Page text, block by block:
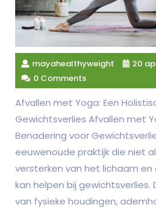
mayahealthyweight
20
0 Comments
Afvallen met Yoga: Een
Gewichtsverlies Afvallen met
Benadering voor
eeuwenoude praktijk die niet
versterken van het lichaam
kan helpen bij
van fysieke houdingen,